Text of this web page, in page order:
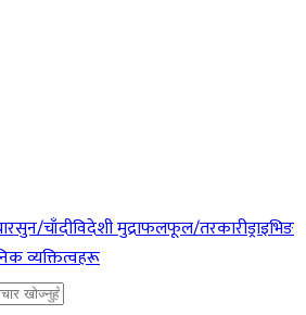
सुन/चाँदीविदेशी मुद्राफलफूल/तरकारीड्राइभिङ
व्यक्तित्वहरू